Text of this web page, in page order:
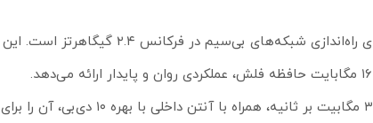
رادیو وایرلس میکروتیک مدل SXTsq Lite2، یک دستگاه جمع و جور و مقرون به صرفه برای راه‌اندازی شبکه‌های بی‌سیم در فرکانس ۲.۴ گیگاهرتز است. این
محصول با پردازنده قدرتمند ۶۵۰ مگاهرتز، یک هسته پردازشی، ۶۴ مگابایت حافظه رم و ۱۶ مگابایت حافظه فلش، عملکردی روان و پایدار ارائه می‌دهد.
پشتیبانی از استانداردهای وای‌فای ۴ (۸۰۲.۱۱ ب/جی/ان) با دو زنجیره و سرعت حداکثر ۳۰۰ مگابیت بر ثانیه، همراه با آنتن داخلی با بهره ۱۰ دی‌بی، آن را برای